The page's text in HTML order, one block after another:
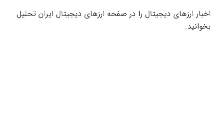
اخبار ارزهای دیجیتال را در صفحه ارزهای دیجیتال ایران تحلیل
بخوانید.